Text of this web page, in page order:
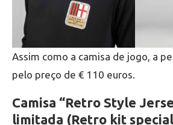
Assim como a camisa de jogo, a
pelo preço de € 110 euros.
Camisa “Retro Style
limitada (Retro kit